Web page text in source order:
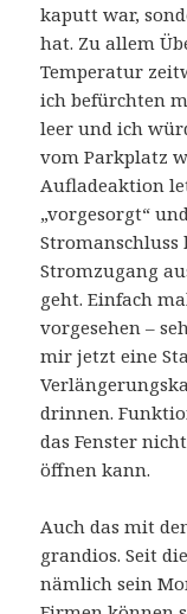
kaputt war,
hat. Zu allem
Temperatur
ich befürchten
leer und ich
vom Parkplatz
Aufladeaktion
„vorgesorgt“
Stromanschluss
Stromzugang
geht. Einfach
vorgesehen –
mir jetzt eine
drinnen.
das Fenster
öffnen kann.
Auch das mit
grandios. Seit
nämlich sein